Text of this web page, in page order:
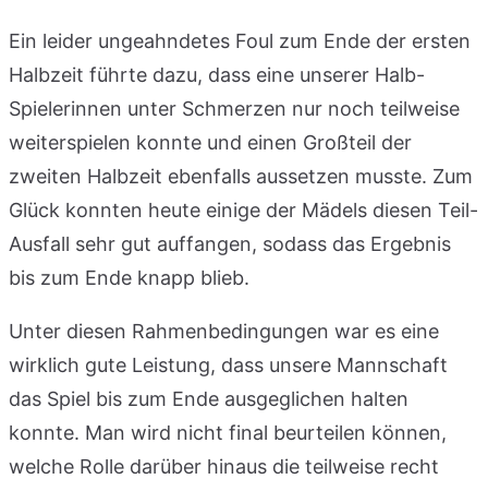
Ein leider ungeahndetes Foul zum Ende der ersten
Halbzeit führte dazu, dass eine unserer Halb-
Spielerinnen unter Schmerzen nur noch teilweise
weiterspielen konnte und einen Großteil der
zweiten Halbzeit ebenfalls aussetzen musste. Zum
Glück konnten heute einige der Mädels diesen Teil-
Ausfall sehr gut auffangen, sodass das Ergebnis
bis zum Ende knapp blieb.
Unter diesen Rahmenbedingungen war es eine
wirklich gute Leistung, dass unsere Mannschaft
das Spiel bis zum Ende ausgeglichen halten
konnte. Man wird nicht final beurteilen können,
welche Rolle darüber hinaus die teilweise recht